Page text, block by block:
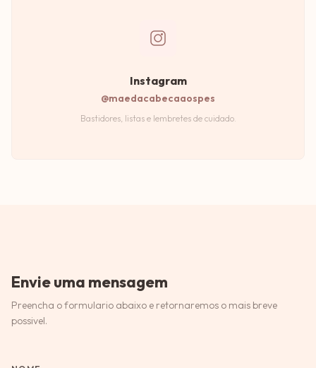
Instagram
@maedacabecaaospes
Bastidores, listas e lembretes de cuidado.
Envie uma mensagem
Preencha o formulario abaixo e retornaremos o mais breve
possivel.